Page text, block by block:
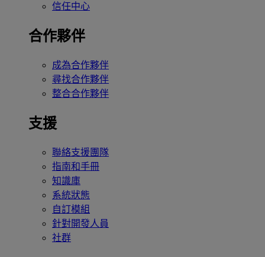
信任中心
合作夥伴
成為合作夥伴
尋找合作夥伴
整合合作夥伴
支援
聯絡支援團隊
指南和手冊
知識庫
系統狀態
自訂模組
針對開發人員
社群